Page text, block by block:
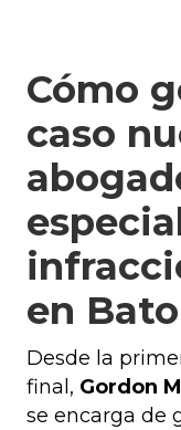
Cómo
caso
en
Desde la
final, Gordon
se encarga de